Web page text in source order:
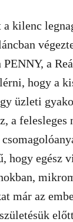
a kilenc
a
hogy a
üzleti
a felesleges
hogy egész
már az